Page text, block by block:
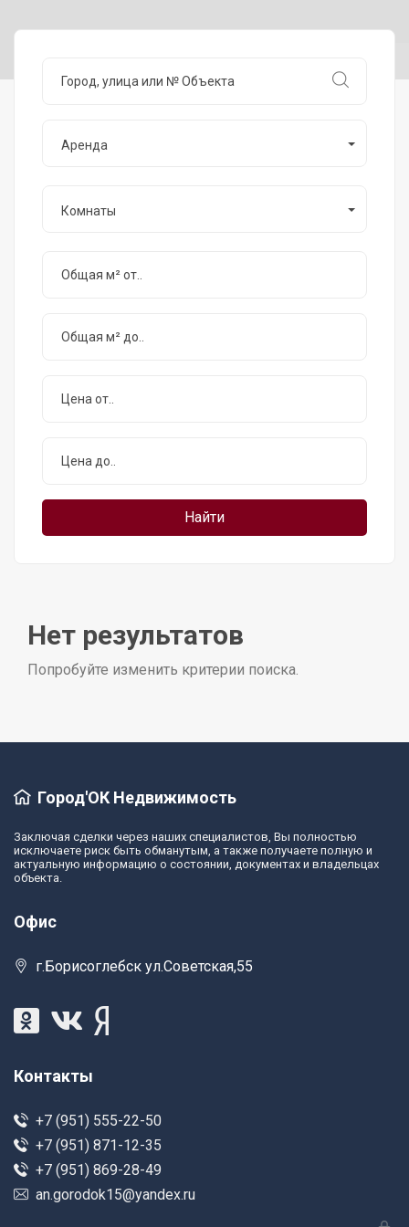
Аренда
Комнаты
Нет результатов
Попробуйте изменить критерии поиска.
Город'ОК Недвижимость
Заключая сделки через наших специалистов, Вы полностью
исключаете риск быть обманутым, а также получаете полную и
актуальную информацию о состоянии, документах и владельцах
объекта.
Офис
г.Борисоглебск ул.Советская,55
Контакты
+7 (951) 555-22-50
+7 (951) 871-12-35
+7 (951) 869-28-49
an.gorodok15@yandex.ru